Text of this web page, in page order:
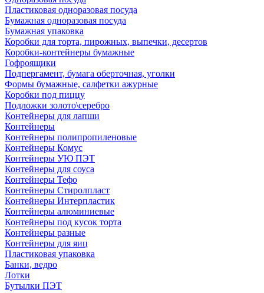
Пластиковая одноразовая посуда
Бумажная одноразовая посуда
Бумажная упаковка
Коробки для торта, пирожных, выпечки, десертов
Коробки-контейнеры бумажные
Гофроящики
Подпергамент, бумага оберточная, уголки
Формы бумажные, салфетки ажурные
Коробки под пиццу
Подложки золото\серебро
Контейнеры для лапши
Контейнеры
Контейнеры полипропиленовые
Контейнеры Комус
Контейнеры УЮ ПЭТ
Контейнеры для соуса
Контейнеры Тефо
Контейнеры Стиролпласт
Контейнеры Интерпластик
Контейнеры алюминиевые
Контейнеры под кусок торта
Контейнеры разные
Контейнеры для яиц
Пластиковая упаковка
Банки, ведро
Лотки
Бутылки ПЭТ